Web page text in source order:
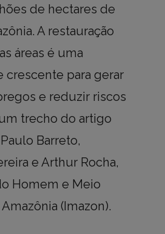
de hectares de
A restauração
áreas é uma
crescente para gerar
e reduzir riscos
trecho do artigo
Barreto,
e Arthur Rocha,
Homem e Meio
(Imazon).